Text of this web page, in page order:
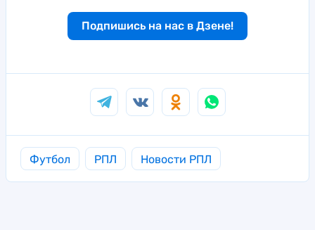
Подпишись на нас в Дзене!
Футбол РПЛ Новости РПЛ